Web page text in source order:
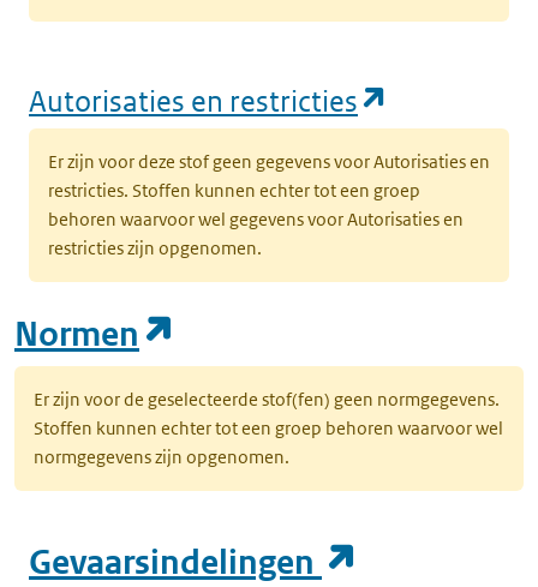
Autorisaties en restricties
Er zijn voor deze stof geen gegevens voor Autorisaties en
restricties. Stoffen kunnen echter tot een groep
behoren waarvoor wel gegevens voor Autorisaties en
restricties zijn opgenomen.
Normen
Er zijn voor de geselecteerde stof(fen) geen normgegevens.
Stoffen kunnen echter tot een groep behoren waarvoor wel
normgegevens zijn opgenomen.
Gevaarsindelingen